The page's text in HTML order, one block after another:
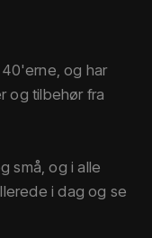
40'erne, og har
og tilbehør fra
små, og i alle
i dag og se